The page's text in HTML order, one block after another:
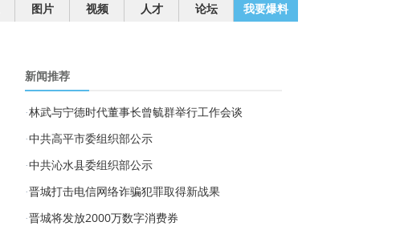
图片 视频 人才 论坛 我要爆料
新闻推荐
·林武与宁德时代董事长曾毓群举行工作会谈
·中共高平市委组织部公示
·中共沁水县委组织部公示
·晋城打击电信网络诈骗犯罪取得新战果
·晋城将发放2000万数字消费券